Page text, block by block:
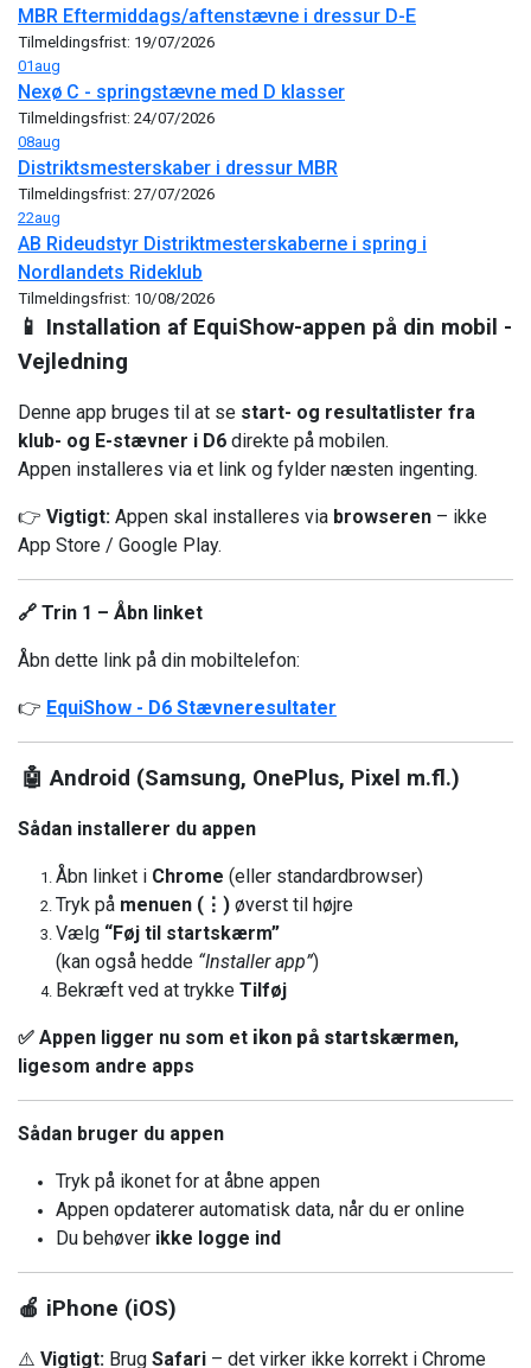
MBR Eftermiddags/aftenstævne i dressur D-E
Tilmeldingsfrist: 19/07/2026
01aug
Nexø C - springstævne med D klasser
Tilmeldingsfrist: 24/07/2026
08aug
Distriktsmesterskaber i dressur MBR
Tilmeldingsfrist: 27/07/2026
22aug
AB Rideudstyr Distriktmesterskaberne i spring i
Nordlandets Rideklub
Tilmeldingsfrist: 10/08/2026
📱 Installation af EquiShow-appen på din mobil -
Vejledning
Denne app bruges til at se start- og resultatlister fra
klub- og E-stævner i D6 direkte på mobilen.
Appen installeres via et link og fylder næsten ingenting.
👉 Vigtigt: Appen skal installeres via browseren – ikke
App Store / Google Play.
🔗 Trin 1 – Åbn linket
Åbn dette link på din mobiltelefon:
👉 EquiShow - D6 Stævneresultater
🤖 Android (Samsung, OnePlus, Pixel m.fl.)
Sådan installerer du appen
Åbn linket i Chrome (eller standardbrowser)
Tryk på menuen ( ⋮ ) øverst til højre
Vælg “Føj til startskærm”
(kan også hedde “Installer app”)
Bekræft ved at trykke Tilføj
✅ Appen ligger nu som et ikon på startskærmen,
ligesom andre apps
Sådan bruger du appen
Tryk på ikonet for at åbne appen
Appen opdaterer automatisk data, når du er online
Du behøver ikke logge ind
🍎 iPhone (iOS)
⚠️ Vigtigt: Brug Safari – det virker ikke korrekt i Chrome